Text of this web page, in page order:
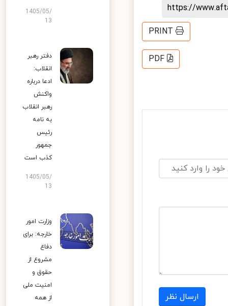
https://
PRINT
PDF
ارسال نظر
1405/05/
13
دفتر رهبر
انقلاب:
ادعا درباره
واکنش
رهبر انقلاب
به نامه
رئیس
جمهور
کذب است
1405/05/
13
وزارت امور
خارجه: برای
دفاع
مشروع از
حقوق و
امنیت ملی
از همه